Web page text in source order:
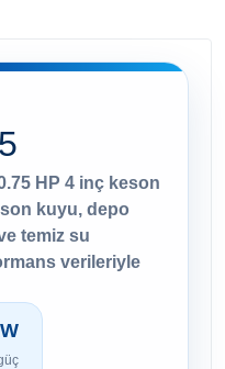
HP 4 inç keson
kuyu, depo
temiz su
verileriyle